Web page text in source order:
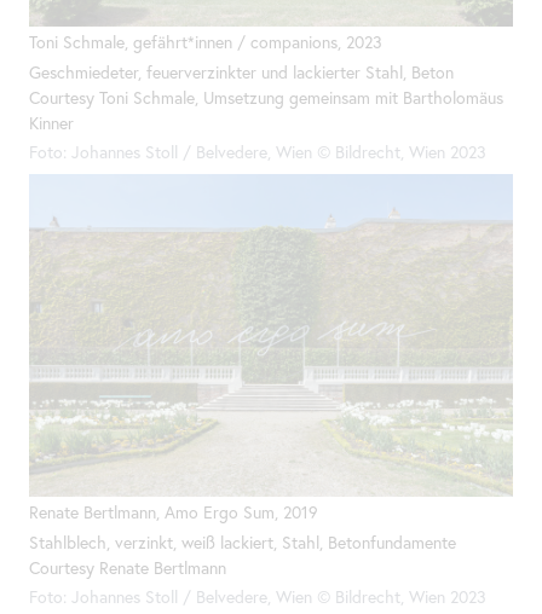
Toni Schmale, gefährt*innen / companions, 2023
Geschmiedeter, feuerverzinkter und lackierter Stahl, Beton
Courtesy Toni Schmale, Umsetzung gemeinsam mit Bartholomäus
Kinner
Foto: Johannes Stoll / Belvedere, Wien © Bildrecht, Wien 2023
Renate Bertlmann, Amo Ergo Sum, 2019
Stahlblech, verzinkt, weiß lackiert, Stahl, Betonfundamente
Courtesy Renate Bertlmann
Foto: Johannes Stoll / Belvedere, Wien © Bildrecht, Wien 2023